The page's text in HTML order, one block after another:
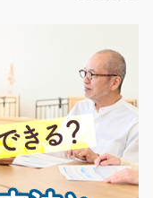
造してる会社さ